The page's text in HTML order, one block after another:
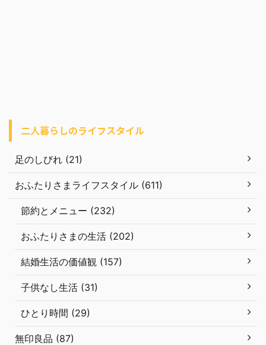
二人暮らしのライフスタイル
足のしびれ (21)
おふたりさまライフスタイル (611)
節約とメニュー (232)
おふたりさまの生活 (202)
結婚生活の価値観 (157)
子供なし生活 (31)
ひとり時間 (29)
無印良品 (87)